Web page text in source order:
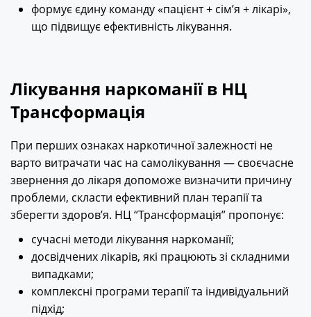
формує єдину команду «пацієнт + сім’я + лікарі»,
що підвищує ефективність лікування.
Лікування наркоманії в НЦ
Трансформація
При перших ознаках наркотичної залежності не
варто витрачати час на самолікування — своєчасне
звернення до лікаря допоможе визначити причину
проблеми, скласти ефективний план терапії та
зберегти здоров’я. НЦ “Трансформація” пропонує:
сучасні методи лікування наркоманії;
досвідчених лікарів, які працюють зі складними
випадками;
комплексні програми терапії та індивідуальний
підхід;